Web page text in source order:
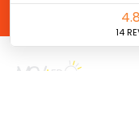
Meld je aan voor onze nieuwsbrief